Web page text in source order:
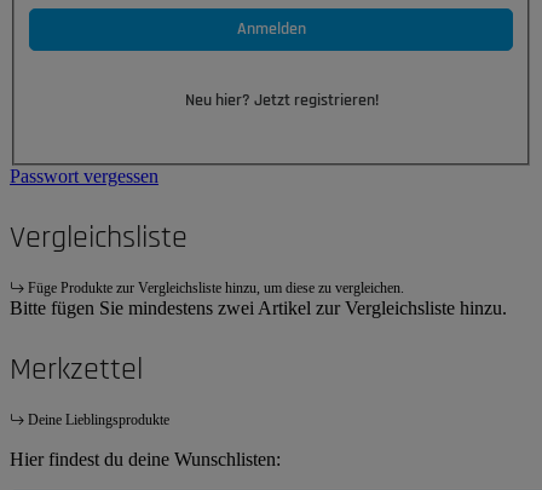
Anmelden
Neu hier? Jetzt registrieren!
Passwort vergessen
Vergleichsliste
Füge Produkte zur Vergleichsliste hinzu, um diese zu vergleichen.
Bitte fügen Sie mindestens zwei Artikel zur Vergleichsliste hinzu.
Merkzettel
Deine Lieblingsprodukte
Hier findest du deine Wunschlisten: